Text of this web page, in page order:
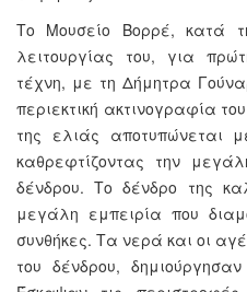
Το Μουσείο Βορρέ, κατά
λειτουργίας του, για
τέχνη, με τη Δήμητρα
περιεκτική ακτινογραφία
της ελιάς αποτυπώνεται
καθρεφτίζοντας την
δένδρου. Το δένδρο της
μεγάλη εμπειρία που
συνθήκες. Τα νερά και οι
του δένδρου,